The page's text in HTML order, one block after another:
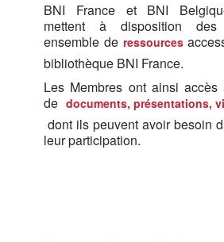
BNI France et BNI
mettent à disposition
ensemble de ressources
bibliothèque BNI France.
Les Membres ont ainsi
de documents, présentations,
dont ils peuvent avoir besoin
leur participation.